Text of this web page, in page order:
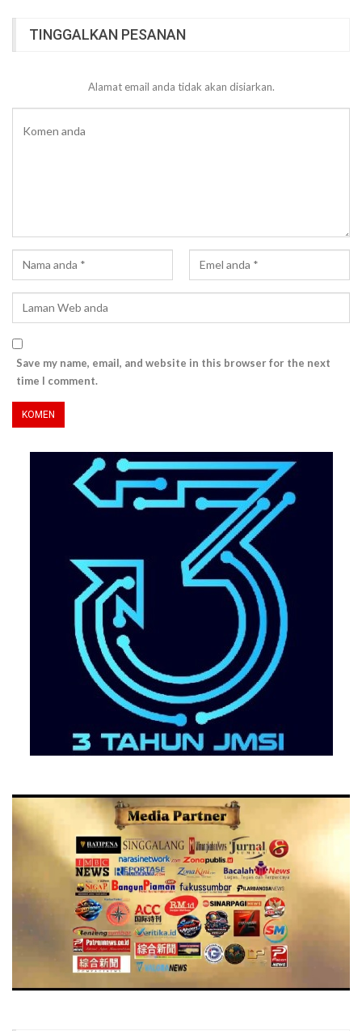
TINGGALKAN PESANAN
Alamat email anda tidak akan disiarkan.
Save my name, email, and website in this browser for the next
time I comment.